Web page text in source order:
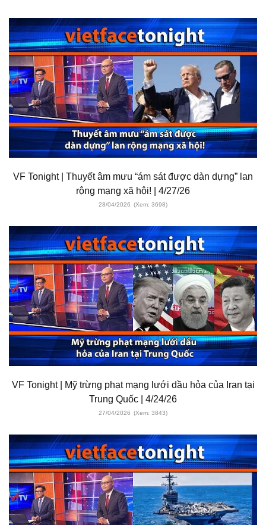
VF Tonight | Thuyết âm mưu “ám sát được dàn dựng” lan
rộng mạng xã hội! | 4/27/26
28/04/2026 (Xem: 3698)
VF Tonight | Mỹ trừng phạt mạng lưới dầu hỏa của Iran tại
Trung Quốc | 4/24/26
27/04/2026 (Xem: 3843)